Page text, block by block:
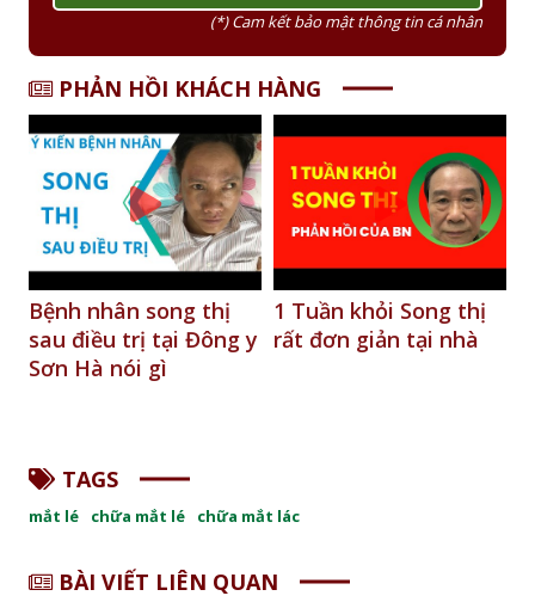
(*) Cam kết bảo mật thông tin cá nhân
PHẢN HỒI KHÁCH HÀNG
1 Tuần khỏi Song thị
rất đơn giản tại nhà
Phản hồi của bệnh
nhân sụp mí, lác
TAGS
mắt lé chữa mắt lé chữa mắt lác
BÀI VIẾT LIÊN QUAN